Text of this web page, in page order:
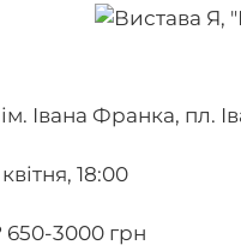
Івана Франка, пл.
18:00
650-3000 грн